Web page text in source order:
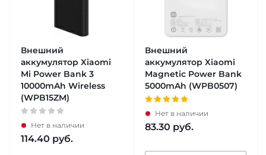
Внешний
аккумулятор Xiaomi
Mi Power Bank 3
10000mAh Wireless
(WPB15ZM)
Нет в наличии
114.40 руб.
Внешний
аккумулятор Xiaomi
Magnetic Power Bank
5000mAh (WPB0507)
Нет в наличии
83.30 руб.